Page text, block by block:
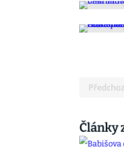
Články